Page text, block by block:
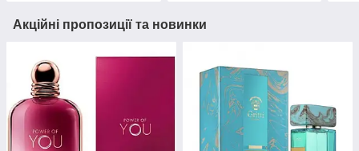
Акційні пропозиції та новинки